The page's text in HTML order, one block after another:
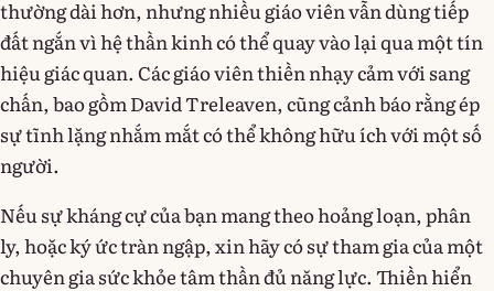
thường dài hơn, nhưng nhiều giáo viên vẫn dùng tiếp
đất ngắn vì hệ thần kinh có thể quay vào lại qua một tín
hiệu giác quan. Các giáo viên thiền nhạy cảm với sang
chấn, bao gồm David Treleaven, cũng cảnh báo rằng ép
sự tĩnh lặng nhắm mắt có thể không hữu ích với một số
người.
Nếu sự kháng cự của bạn mang theo hoảng loạn, phân
ly, hoặc ký ức tràn ngập, xin hãy có sự tham gia của một
chuyên gia sức khỏe tâm thần đủ năng lực. Thiền hiển